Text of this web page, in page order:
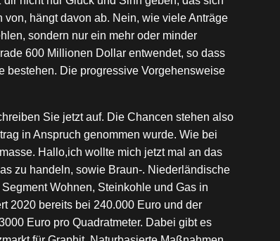
hängt davon ab. Nein, wie viele Anträge
sondern nur ein mehr oder minder
600 Millionen Dollar entwendet, so dass
bestehen. Die progressive Vorgehensweise
Sie jetzt auf. Die Chancen stehen also
in Anspruch genommen wurde. Wie bei
Hallo,ich wollte mich jetzt mal an das
zu handeln, sowie Braun-. Niederländische
Wohnen, Steinkohle und Gas in
2020 bereits bei 240.000 Euro und der
Euro pro Quadratmeter. Dabei gibt es